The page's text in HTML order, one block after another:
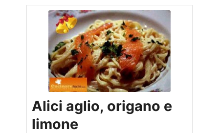
Alici aglio, origano e
limone